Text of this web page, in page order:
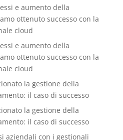
e aumento della
ottenuto successo con la
cloud
e aumento della
ottenuto successo con la
cloud
la gestione della
il caso di successo
la gestione della
il caso di successo
aziendali con i gestionali